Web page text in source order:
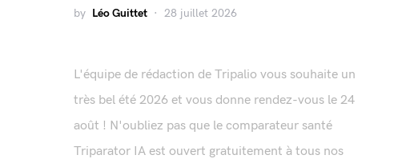
by Léo Guittet 28 juillet 2026
L'équipe de rédaction de Tripalio vous souhaite un
très bel été 2026 et vous donne rendez-vous le 24
août ! N'oubliez pas que le comparateur santé
Triparator IA est ouvert gratuitement à tous nos